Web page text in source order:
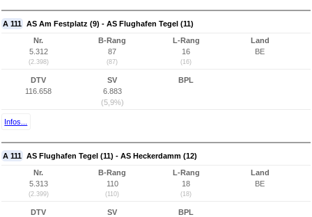
A 111 AS Am Festplatz (9) - AS Flughafen Tegel (11)
Nr.
5.312
(2.398)
B-Rang
87
(87)
L-Rang
16
(16)
Land
BE
DTV
116.658
SV
6.883
(5,9%)
BPL
Infos...
A 111 AS Flughafen Tegel (11) - AS Heckerdamm (12)
Nr.
5.313
(2.399)
B-Rang
110
(110)
L-Rang
18
(18)
Land
BE
DTV
SV
BPL